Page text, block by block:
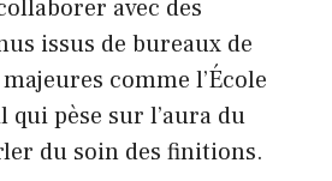
avec des
issus de bureaux de
comme l’École
qui pèse sur l’aura du
du soin des finitions.